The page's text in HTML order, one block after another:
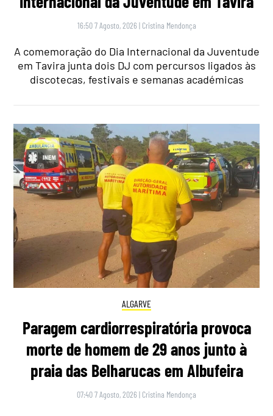
16:50 7 Agosto, 2026 | Cristina Mendonça
A comemoração do Dia Internacional da Juventude
em Tavira junta dois DJ com percursos ligados às
discotecas, festivais e semanas académicas
ALGARVE
Paragem cardiorrespiratória provoca
morte de homem de 29 anos junto à
praia das Belharucas em Albufeira
07:40 7 Agosto, 2026 | Cristina Mendonça